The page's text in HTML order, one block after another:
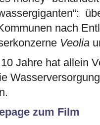
nach
Veolia
Jahre hat allein
zum Film